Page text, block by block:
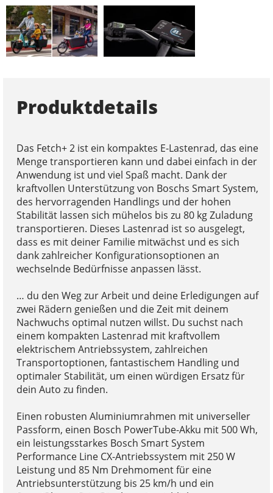
Produktdetails
Das Fetch+ 2 ist ein kompaktes E-Lastenrad, das eine
Menge transportieren kann und dabei einfach in der
Anwendung ist und viel Spaß macht. Dank der
kraftvollen Unterstützung von Boschs Smart System,
des hervorragenden Handlings und der hohen
Stabilität lassen sich mühelos bis zu 80 kg Zuladung
transportieren. Dieses Lastenrad ist so ausgelegt,
dass es mit deiner Familie mitwächst und es sich
dank zahlreicher Konfigurationsoptionen an
wechselnde Bedürfnisse anpassen lässt.
… du den Weg zur Arbeit und deine Erledigungen auf
zwei Rädern genießen und die Zeit mit deinem
Nachwuchs optimal nutzen willst. Du suchst nach
einem kompakten Lastenrad mit kraftvollem
elektrischem Antriebssystem, zahlreichen
Transportoptionen, fantastischem Handling und
optimaler Stabilität, um einen würdigen Ersatz für
dein Auto zu finden.
Einen robusten Aluminiumrahmen mit universeller
Passform, einen Bosch PowerTube-Akku mit 500 Wh,
ein leistungsstarkes Bosch Smart System
Performance Line CX-Antriebssystem mit 250 W
Leistung und 85 Nm Drehmoment für eine
Antriebsunterstützung bis 25 km/h und ein